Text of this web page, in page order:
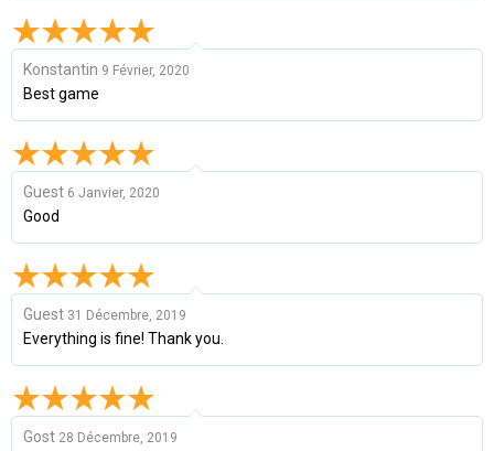
Konstantin 9 Février, 2020
Best game
Guest 6 Janvier, 2020
Good
Guest 31 Décembre, 2019
Everything is fine! Thank you.
Gost 28 Décembre, 2019